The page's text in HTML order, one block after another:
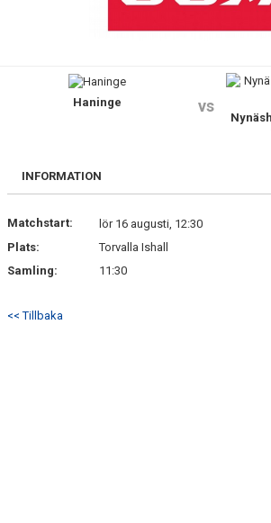
Haninge vs
INFORMATION
Matchstart:
lör 16 augusti, 12:30
Plats:
Torvalla Ishall
Samling:
11:30
<< Tillbaka